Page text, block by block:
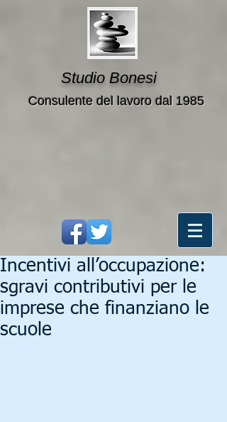
Studio Bonesi
Consulente del lavoro dal 1985
Incentivi all’occupazione:
sgravi contributivi per le
imprese che finanziano le
scuole